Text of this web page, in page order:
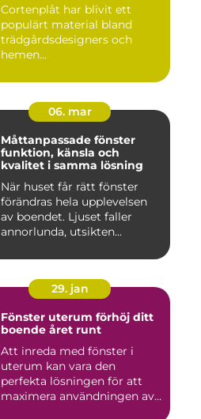
Cortenplåt har blivit ett
populärt material bland
trädgårdsdesigners och
hemen...
06. mar
Måttanpassade fönster
funktion, känsla och
kvalitet i samma lösning
När huset får rätt fönster
förändras hela upplevelsen
av boendet. Ljuset faller
annorlunda, utsikten...
29. jan
Fönster uterum förhöj ditt
boende året runt
Att inreda med fönster i
uterum kan vara den
perfekta lösningen för att
maximera användningen av